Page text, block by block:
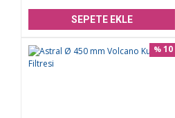
SEPETE EKLE
% 10